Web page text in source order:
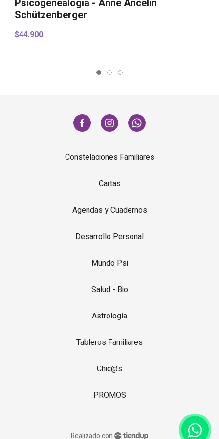
Psicogenealogía - Anne Ancelin
Schützenberger
$44.900
Constelaciones Familiares
Cartas
Agendas y Cuadernos
Desarrollo Personal
Mundo Psi
Salud - Bio
Astrología
Tableros Familiares
Chic@s
PROMOS
Realizado con